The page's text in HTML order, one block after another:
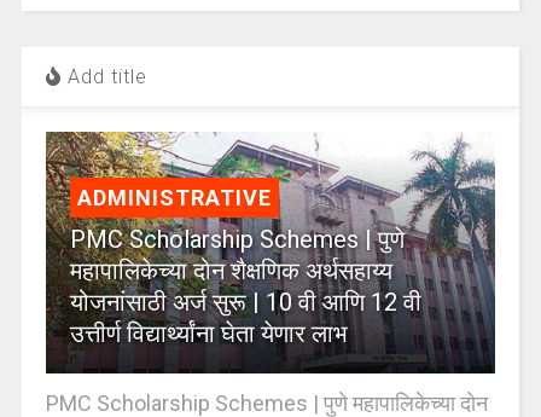
Add title
ADMINISTRATIVE
PMC Scholarship Schemes | पुणे
महापालिकेच्या दोन शैक्षणिक अर्थसहाय्य
योजनांसाठी अर्ज सुरू | 10 वी आणि 12 वी
उत्तीर्ण विद्यार्थ्यांना घेता येणार लाभ
PMC Scholarship Schemes | पुणे महापालिकेच्या दोन